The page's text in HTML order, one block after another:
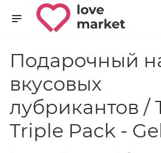
Подарочный
вкусовых
лубрикантов /
Triple Pack -